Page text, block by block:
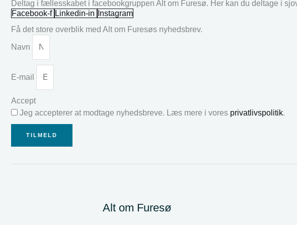
Deltag i fællesskabet i facebookgruppen Alt om Furesø. Her kan du deltage i
Facebook-f Linkedin-in
Instagram
Få det store overblik med Alt om Furesøs nyhedsbrev.
Navn
E-mail
Accept
Jeg accepterer at modtage nyhedsbreve. Læs mere i vores privatlivspolitik.
TILMELD
Alt om Furesø